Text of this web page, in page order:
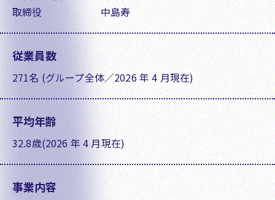
取締役
中島寿
従業員数
271名 (グループ全体／2026 年 4 月現在)
平均年齢
32.8歳(2026 年 4 月現在)
事業内容